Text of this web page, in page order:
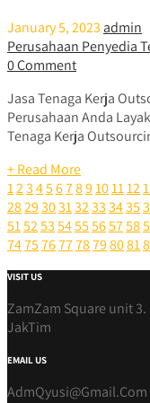
January 5, 2023 admin
Perusahaan Penyedia
0 Comment
Jasa Tenaga Kerja
Perusahaan Anda
Tenaga Kerja
+ Read More
123456789101112
2829303132333435
5152535455565758
7475767778798081
VISIT US
ZamZam Square unit
JakTim
EMAIL US
AdmQyusi@Gmail.Com